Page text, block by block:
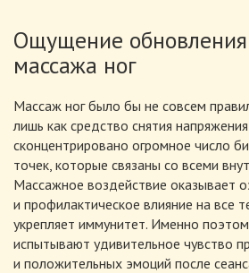
Ощущение обновления
массажа ног
Массаж ног было бы не совсем
лишь как средство снятия
сконцентрировано огромное число
точек, которые связаны со всеми
Массажное воздействие оказывает
и профилактическое влияние на все
укрепляет иммунитет. Именно
испытывают удивительное чувство
и положительных эмоций после